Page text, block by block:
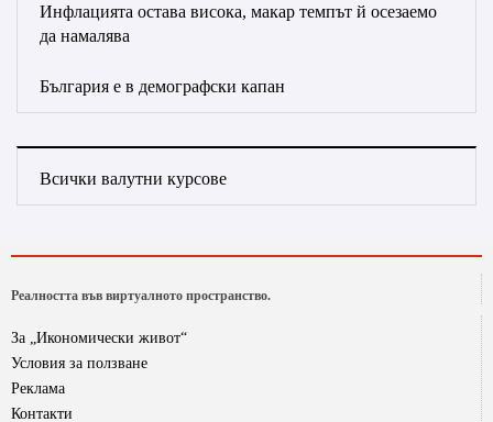
Инфлацията остава висока, макар темпът й осезаемо
да намалява
България е в демографски капан
Всички валутни курсове
Реалността във виртуалното пространство.
За „Икономически живот“
Условия за ползване
Реклама
Контакти